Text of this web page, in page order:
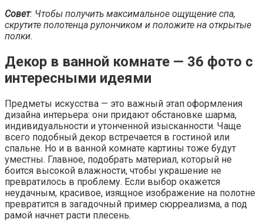
Совет: Чтобы получить максимальное ощущение спа,
скрутите полотенца рулончиком и положите на открытые
полки.
Декор в ванной комнате — 36 фото с
интересными идеями
Предметы искусства — это важный этап оформления
дизайна интерьера: они придают обстановке шарма,
индивидуальности и утонченной изысканности. Чаще
всего подобный декор встречается в гостиной или
спальне. Но и в ванной комнате картины тоже будут
уместны. Главное, подобрать материал, который не
боится высокой влажности, чтобы украшение не
превратилось в проблему. Если выбор окажется
неудачным, красивое, изящное изображение на полотне
превратится в загадочный пример сюрреализма, а под
рамой начнет расти плесень.